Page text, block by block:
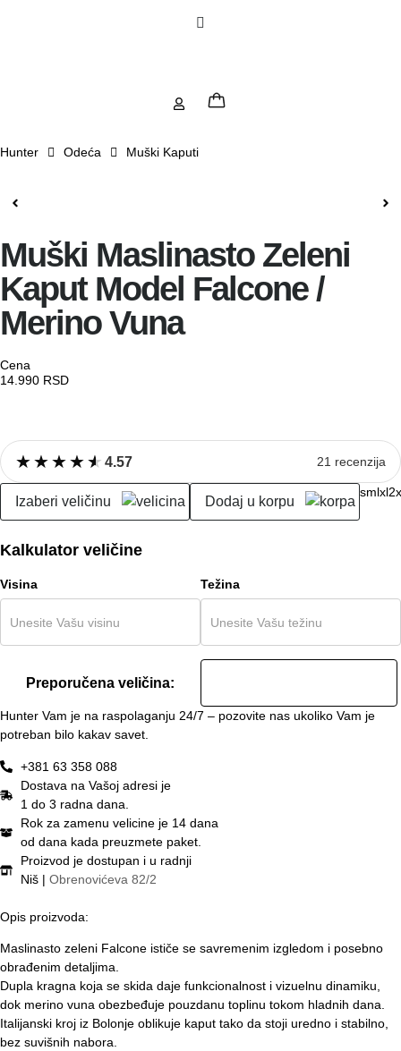
Hunter Odeća Muški Kaputi
Muški Maslinasto Zeleni
Kaput Model Falcone /
Merino Vuna
Cena
14.990 RSD
★
★★
★★
★★
★★
★ 4.57 21 recenzija
Izaberi veličinu Dodaj u korpu
smlxl
Kalkulator veličine
Visina Težina
Preporučena veličina:
Hunter Vam je na raspolaganju 24/7 – pozovite nas ukoliko Vam je
potreban bilo kakav savet.
+381 63 358 088
Dostava na Vašoj adresi je
1 do 3 radna dana.
Rok za zamenu velicine je 14 dana
od dana kada preuzmete paket.
Proizvod je dostupan i u radnji
Niš | Obrenovićeva 82/2
Opis proizvoda:
Maslinasto zeleni Falcone ističe se savremenim izgledom i posebno
obrađenim detaljima.
Dupla kragna koja se skida daje funkcionalnost i vizuelnu dinamiku,
dok merino vuna obezbeđuje pouzdanu toplinu tokom hladnih dana.
Italijanski kroj iz Bolonje oblikuje kaput tako da stoji uredno i stabilno,
bez suvišnih nabora.